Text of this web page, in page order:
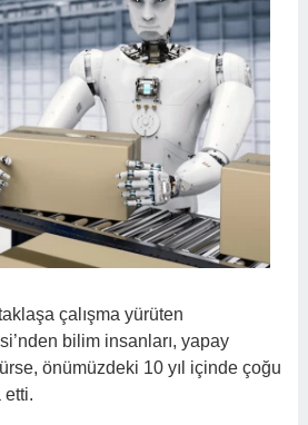
çalışma yürüten
bilim insanları, yapay
önümüzdeki 10 yıl içinde çoğu
etti.